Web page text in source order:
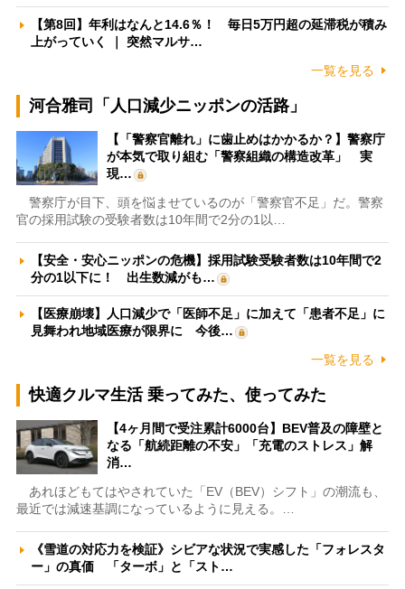
【第8回】年利はなんと14.6％！ 毎日5万円超の延滞税が積み
上がっていく ｜ 突然マルサ…
一覧を見る
河合雅司「人口減少ニッポンの活路」
【「警察官離れ」に歯止めはかかるか？】警察庁
が本気で取り組む「警察組織の構造改革」 実
現…
警察庁が目下、頭を悩ませているのが「警察官不足」だ。警察
官の採用試験の受験者数は10年間で2分の1以…
【安全・安心ニッポンの危機】採用試験受験者数は10年間で2
分の1以下に！ 出生数減がも…
【医療崩壊】人口減少で「医師不足」に加えて「患者不足」に
見舞われ地域医療が限界に 今後…
一覧を見る
快適クルマ生活 乗ってみた、使ってみた
【4ヶ月間で受注累計6000台】BEV普及の障壁と
なる「航続距離の不安」「充電のストレス」解
消…
あれほどもてはやされていた「EV（BEV）シフト」の潮流も、
最近では減速基調になっているように見える。…
《雪道の対応力を検証》シビアな状況で実感した「フォレスタ
ー」の真価 「ターボ」と「スト…